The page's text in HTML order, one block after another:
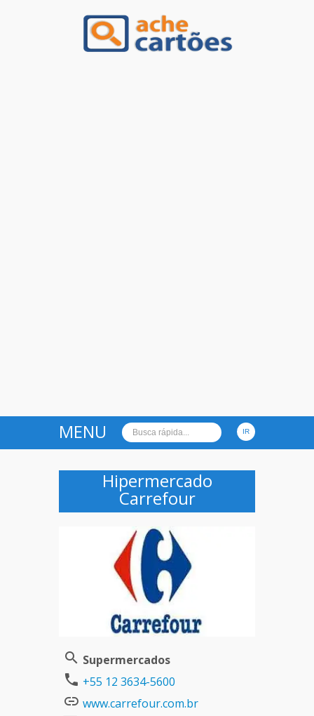
MENU
Hipermercado
Carrefour
Supermercados
+55 12 3634-5600
www.carrefour.com.br